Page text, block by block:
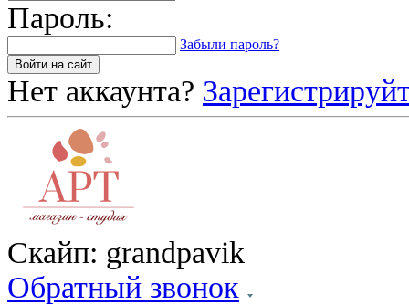
Пароль:
Забыли пароль?
Нет аккаунта?
Скайп: grandpavik
Обратный звонок